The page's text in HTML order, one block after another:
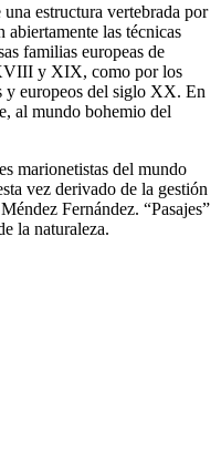
una estructura vertebrada por
abiertamente las técnicas
familias europeas de
y XIX, como por los
y europeos del siglo XX. En
al mundo bohemio del
marionetistas del mundo
vez derivado de la gestión
Fernández. “Pasajes”
la naturaleza.